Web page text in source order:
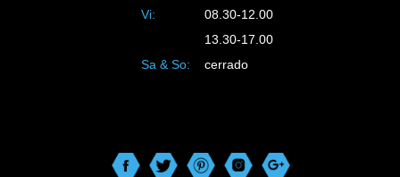
Vi:
08.30-12.00
13.30-17.00
Sa & So:
cerrado